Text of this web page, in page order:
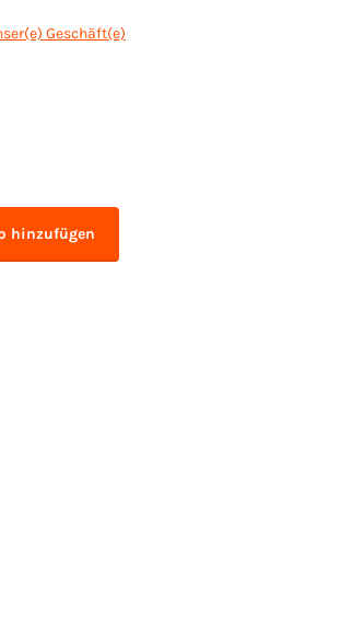
Geschäft(e)
hinzufügen